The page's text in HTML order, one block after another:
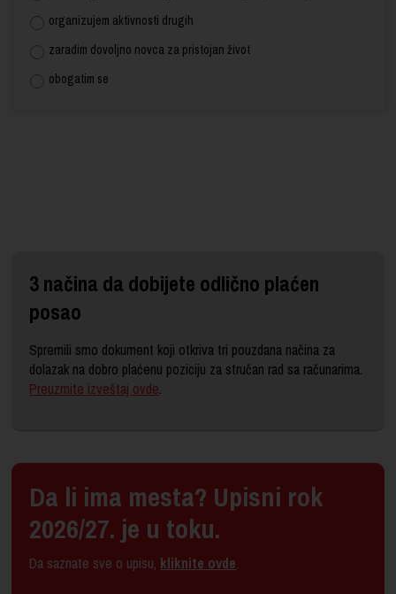
organizujem aktivnosti drugih
zaradim dovoljno novca za pristojan život
obogatim se
3 načina da dobijete odlično plaćen
posao
Spremili smo dokument koji otkriva tri pouzdana načina za
dolazak na dobro plaćenu poziciju za stručan rad sa računarima.
Preuzmite izveštaj ovde.
Da li ima mesta? Upisni rok
2026/27. je u toku.
Da saznate sve o upisu, kliknite ovde.